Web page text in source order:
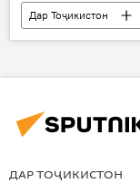
Дар Тоҷикистон
Далер Ҷумъа
ДАР ТОҶИКИСТОН